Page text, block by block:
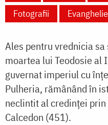
Fotografii
Evanghelie
Ales pentru vrednicia
moartea lui Teodosie al
guvernat imperiul cu
Pulheria, rămânând în
neclintit al credinței
Calcedon (451).